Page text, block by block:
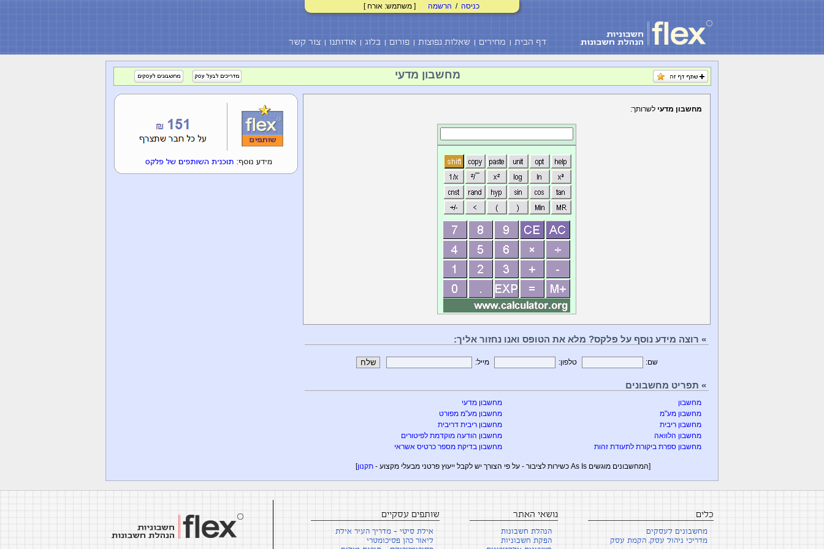
כניסה / הרשמה [ משתמש: אורח ]
דף הבית מחירים שאלות נפוצות פורום בלוג אודותנו צור קשר
מחשבון מדעי
מחשבון מדעי לשרותך:
» רוצה מידע נוסף על פלקס? מלא את הטופס ואנו נחזור אליך:
שם: טלפון: מייל:
» תפריט מחשבונים
מחשבון
מחשבון מדעי
מחשבון מע"מ
מחשבון מע"מ מפורט
מחשבון ריבית
מחשבון ריבית דריבית
מחשבון הלוואה
מחשבון הודעה מוקדמת לפיטורים
מחשבון ספרת ביקורת לתעודת זהות
מחשבון בדיקת מספר כרטיס אשראי
[המחשבונים מוגשים As Is כשירות לציבור - על פי הצורך יש לקבל ייעוץ פרטני מבעלי מקצוע - תקנון]
כלים
מחשבונים לעסקים
מדריכי ניהול עסק, הקמת עסק
נושאי האתר
הנהלת חשבונות
הפקת חשבוניות
שותפים עסקיים
אילת סיטי - מדריך העיר אילת
ליאור כהן פסיכומטרי